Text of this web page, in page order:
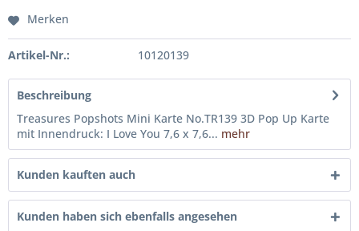
Merken
Artikel-Nr.: 10120139
Beschreibung
Treasures Popshots Mini Karte No.TR139 3D Pop Up Karte
mit Innendruck: I Love You 7,6 x 7,6... mehr
Kunden kauften auch
Kunden haben sich ebenfalls angesehen